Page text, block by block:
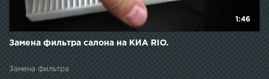
1:46
Замена фильтра салона на КИА RIO.
Замена фильтра